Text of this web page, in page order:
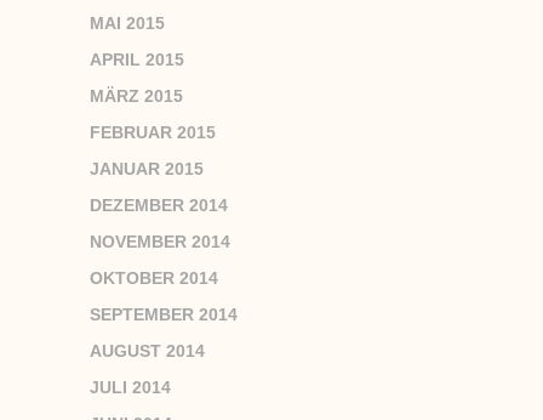
MAI 2015
APRIL 2015
MÄRZ 2015
FEBRUAR 2015
JANUAR 2015
DEZEMBER 2014
NOVEMBER 2014
OKTOBER 2014
SEPTEMBER 2014
AUGUST 2014
JULI 2014